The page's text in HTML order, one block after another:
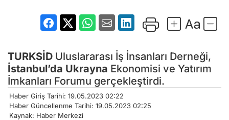
TURKSİD Uluslararası İş İnsanları Derneği,
İstanbul’da Ukrayna Ekonomisi ve Yatırım
İmkanları Forumu gerçekleştirdi.
Haber Giriş Tarihi: 19.05.2023 02:22
Haber Güncellenme Tarihi: 19.05.2023 02:25
Kaynak: Haber Merkezi